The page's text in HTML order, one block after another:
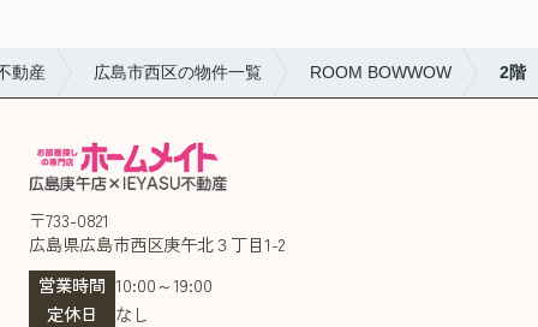
動産 広島市西区の物件一覧 ROOM BOWWOW 2階
〒733-0821
広島県広島市西区庚午北３丁目1-2
営業時間 10:00～19:00
定休日
なし